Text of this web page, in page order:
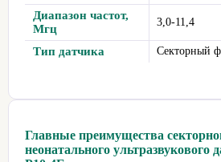
Диапазон частот,
Мгц
3,0-11,4
Тип датчика Секторный
Главные преимущества
неонатального ультразвукового